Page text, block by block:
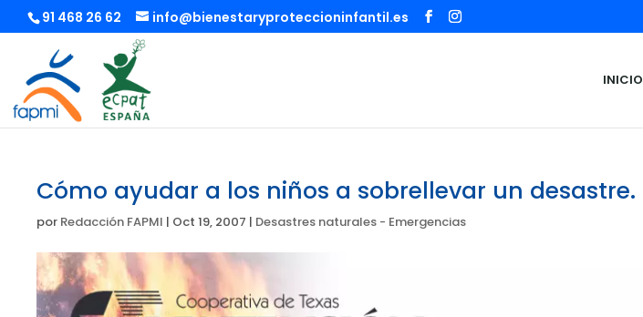
91 468 26 62 info@bienestaryproteccioninfantil.es
INICIO
Cómo ayudar a los niños a sobrellevar un desastre.
por Redacción FAPMI | Oct 19, 2007 | Desastres naturales - Emergencias